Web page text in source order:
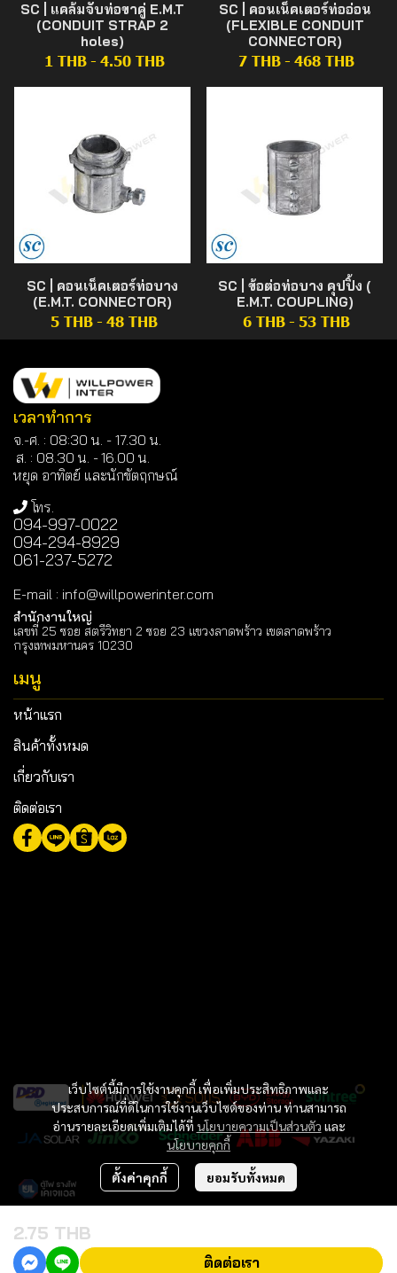
SC | แคล้มจับท่อขาคู่ E.M.T
(CONDUIT STRAP 2
holes)
1 THB - 4.50 THB
SC | คอนเน็คเตอร์ท่ออ่อน
(FLEXIBLE CONDUIT
CONNECTOR)
7 THB - 468 THB
SC | คอนเน็คเตอร์ท่อบาง
(E.M.T. CONNECTOR)
5 THB - 48 THB
SC | ข้อต่อท่อบาง คุปปิ้ง (
E.M.T. COUPLING)
6 THB - 53 THB
2.75 THB
ติดต่อเรา
เว็บไซต์นี้มีการใช้งานคุกกี้ เพื่อเพิ่มประสิทธิภาพและ
ประสบการณ์ที่ดีในการใช้งานเว็บไซต์ของท่าน ท่านสามารถ
อ่านรายละเอียดเพิ่มเติมได้ที่ นโยบายความเป็นส่วนตัว และ
นโยบายคุกกี้
ตั้งค่าคุกกี้ ยอมรับทั้งหมด
เวลาทำการ
จ.-ศ. : 08:30 น. - 17.30 น.
ส. : 08.30 น. -16.00 น.
หยุด อาทิตย์ และนักขัตฤกษณ์
โทร.
094-997-0022
094-294-8929
061-237-5272
E-mail : info@willpowerinter.com
สำนักงานใหญ่
เลขที่ 25 ซอย สตรีวิทยา 2 ซอย 23 แขวงลาดพร้าว เขตลาดพร้าว
กรุงเทพมหานคร 10230
เมนู
หน้าแรก
สินค้าทั้งหมด
เกี่ยวกับเรา
ติดต่อเรา
Copyright 2023 | All Rights Reserved | Willpower inter Co..LTD